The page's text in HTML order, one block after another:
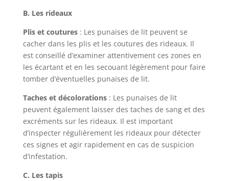
B. Les rideaux
Plis et coutures: Les punaises de lit peuvent se
cacher dans les plis et les coutures des rideaux. Il
est conseillé d’examiner attentivement ces zones en
les écartant et en les secouant légèrement pour faire
tomber d’éventuelles punaises de lit.
Taches et décolorations: Les punaises de lit
peuvent également laisser des taches de sang et des
excréments sur les rideaux. Il est important
d’inspecter régulièrement les rideaux pour détecter
ces signes et agir rapidement en cas de suspicion
d’infestation.
C. Les tapis